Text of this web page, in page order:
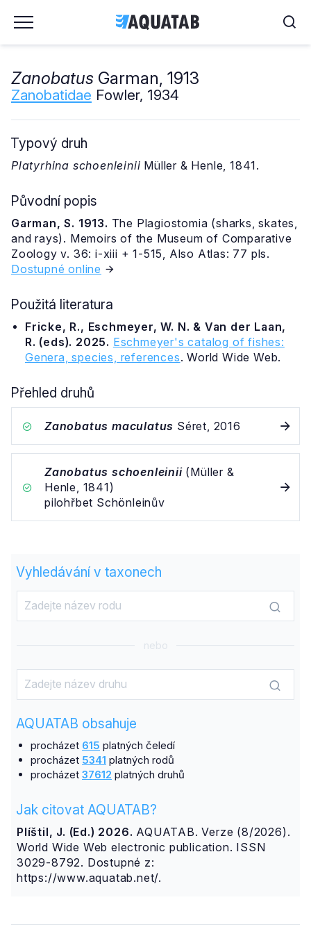
Zanobatus Garman, 1913
Zanobatidae Fowler, 1934
Typový druh
Platyrhina schoenleinii Müller & Henle, 1841.
Původní popis
Garman, S. 1913. The Plagiostomia (sharks, skates,
and rays). Memoirs of the Museum of Comparative
Zoology v. 36: i-xiii + 1-515, Also Atlas: 77 pls.
Dostupné online
Použitá literatura
Fricke, R., Eschmeyer, W. N. & Van der Laan,
R. (eds). 2025. Eschmeyer's catalog of fishes:
Genera, species, references. World Wide Web.
Přehled druhů
Zanobatus maculatus Séret, 2016
Zanobatus schoenleinii(Müller &
Henle, 1841)
pilohřbet Schönleinův
Vyhledávání v taxonech
nebo
AQUATAB obsahuje
procházet 615 platných čeledí
procházet 5341 platných rodů
procházet 37612 platných druhů
Jak citovat AQUATAB?
Plíštil, J. (Ed.) 2026. AQUATAB. Verze (8/2026).
World Wide Web electronic publication. ISSN
3029-8792. Dostupné z:
https://www.aquatab.net/.